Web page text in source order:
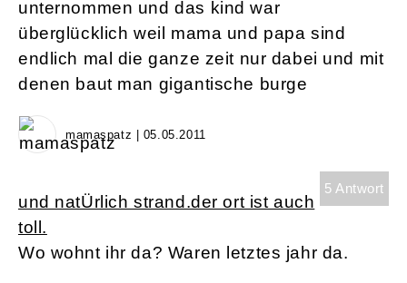
unternommen und das kind war
überglücklich weil mama und papa sind
endlich mal die ganze zeit nur dabei und mit
denen baut man gigantische burge
mamaspatz | 05.05.2011
5 Antwort
und natÜrlich strand.der ort ist auch
toll.
Wo wohnt ihr da? Waren letztes jahr da.